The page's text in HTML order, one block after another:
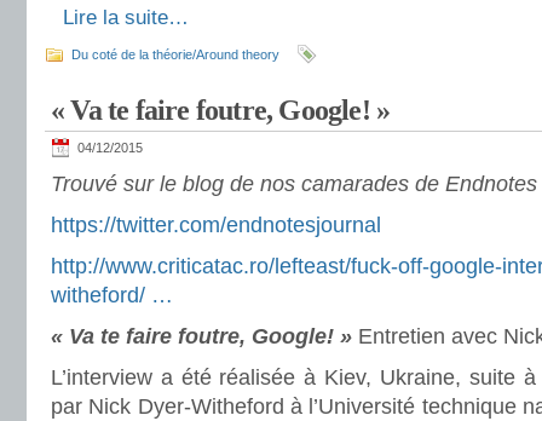
Lire la suite…
Du coté de la théorie/Around theory
« Va te faire foutre, Google! »
04/12/2015
Trouvé sur le blog de nos camarades de Endnotes
https://twitter.com/endnotesjournal
http://www.criticatac.ro/lefteast/fuck-off-google-
witheford/ …
« Va te faire foutre, Google! » Entretien avec
L’interview a été réalisée à Kiev, Ukraine, suite
par Nick Dyer-Witheford à l’Université technique